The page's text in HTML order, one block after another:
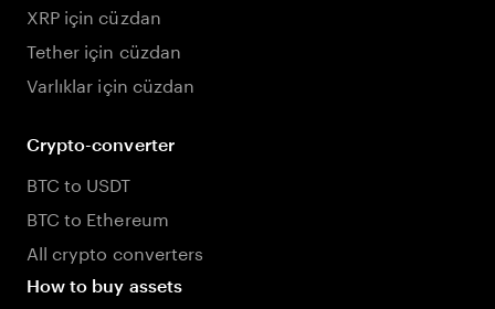
XRP için cüzdan
Tether için cüzdan
Varlıklar için cüzdan
Crypto-converter
BTC to USDT
BTC to Ethereum
All crypto converters
How to buy assets